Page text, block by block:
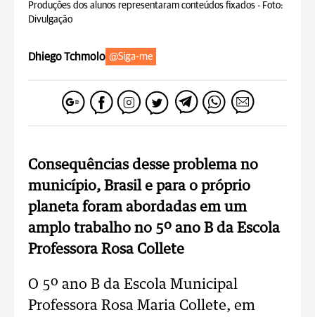
Produções dos alunos representaram conteúdos fixados - Foto:
Divulgação
Dhiego Tchmolo @Siga-me
Consequências desse problema no
município, Brasil e para o próprio
planeta foram abordadas em um
amplo trabalho no 5º ano B da Escola
Professora Rosa Collete
O 5º ano B da Escola Municipal
Professora Rosa Maria Collete, em